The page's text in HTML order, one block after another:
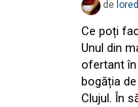
de
Ce poți
Unul din
ofertant în
bogăția
Clujul. În